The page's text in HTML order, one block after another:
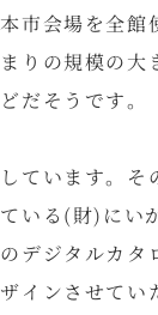
市会場を全館
りの規模の大
だそうです。
ています。そ
いる(財)にい
デジタルカタ
インさせて